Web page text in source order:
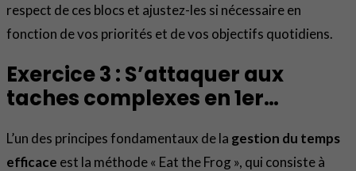
respect de ces blocs et ajustez-les si nécessaire en
fonction de vos priorités et de vos objectifs quotidiens.
Exercice 3 : S’attaquer aux
taches complexes en 1er…
L’un des principes fondamentaux de la gestion du temps
efficace est la méthode « Eat the Frog », qui consiste à